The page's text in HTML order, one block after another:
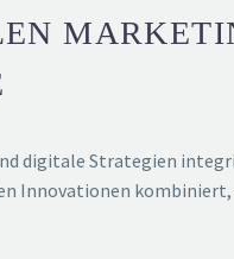
digitale Strategien
Innovationen